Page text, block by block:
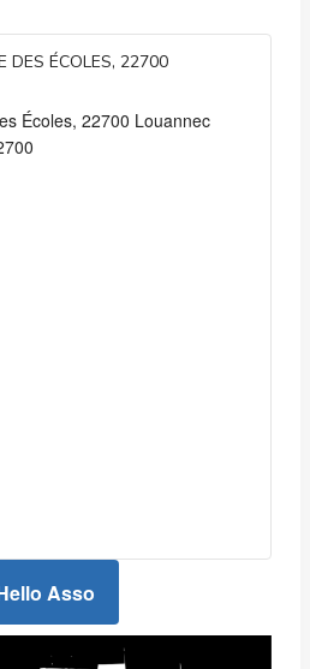
DES ÉCOLES, 22700
Écoles, 22700 Louannec
Asso